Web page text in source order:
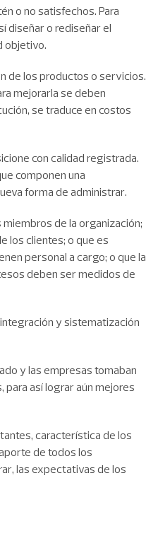
o no satisfechos. Para
diseñar o rediseñar el
objetivo.
de los productos o servicios.
mejorarla se deben
se traduce en costos
con calidad registrada.
componen una
forma de administrar.
de la organización;
los clientes; o que es
personal a cargo; o que la
deben ser medidos de
y sistematización
y las empresas tomaban
así lograr aún mejores
característica de los
de todos los
las expectativas de los